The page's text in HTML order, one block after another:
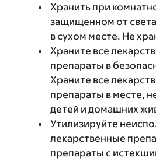
Хранить при
защищенном от
в сухом месте. Не
Храните все
препараты в
Храните все
препараты в месте,
детей и домашних
Утилизируйте
лекарственные
препараты с